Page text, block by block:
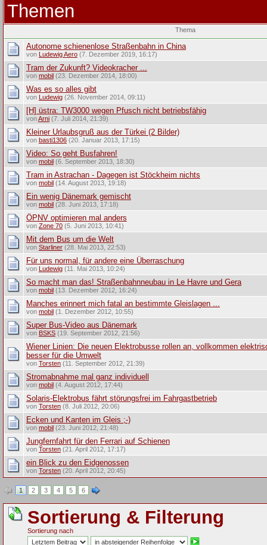
Themen
Thema
Autonome schienenlose Straßenbahn in China
von Ludewig Aero(7. Dezember 2019, 16:17)
Tram der Zukunft? Videokracher ...
von mobil (23. Dezember 2014, 18:00)
Was es so alles gibt
von Ludewig(26. November 2014, 09:11)
[H] üstra: TW3000 wegen Pfusch nicht betriebsfähig
vonArni(7. Juli 2014, 21:39)
Kleiner Urlaubsgruß aus der Türkei (2 Bilder)
von basti1306(20. Januar 2013, 17:15)
Video: So geht Busfahren!
von mobil (6. September 2013, 18:30)
Tram in Astrachan - Dagegen ist Stöckheim nichts
von mobil (14. August 2013, 19:18)
Ein wenig Dänemark gemischt
von mobil (28. Juni 2013, 17:18)
ÖPNV optimieren mal anders
von Zone 70(5. Juni 2013, 10:41)
Mit dem Bus um die Welt
von Starliner(28. Mai 2013, 22:53)
Für uns normal, für andere eine Überraschung
von Ludewig(11. Mai 2013, 10:24)
So macht man das! Straßenbahnneubau in Le Havre und Gera
von mobil (13. Dezember 2012, 16:24)
Manches erinnert mich fatal an bestimmte Gleislagen ...
von mobil (1. Dezember 2012, 10:55)
Super Bus-Video aus Dänemark
von BSKS(19. September 2012, 21:56)
Wiener Linien: Die neuen Elektrobusse rollen an, vollkommen
besser für die Umwelt
von Torsten(11. September 2012, 21:39)
Stromabnahme mal ganz individuell
von mobil (4. August 2012, 17:44)
Solaris-Elektrobus fährt störungsfrei im Fahrgastbetrieb
von Torsten(8. Juli 2012, 20:06)
Ecken und Kanten im Gleis ;-)
von mobil (23. Juni 2012, 21:48)
Jungfernfahrt für den Ferrari auf Schienen
von Torsten(21. April 2012, 17:17)
ein Blick zu den Eidgenossen
von Torsten(20. April 2012, 20:45)
1 2 3 4 5 6
Sortierung & Filterung
Sortierung nach